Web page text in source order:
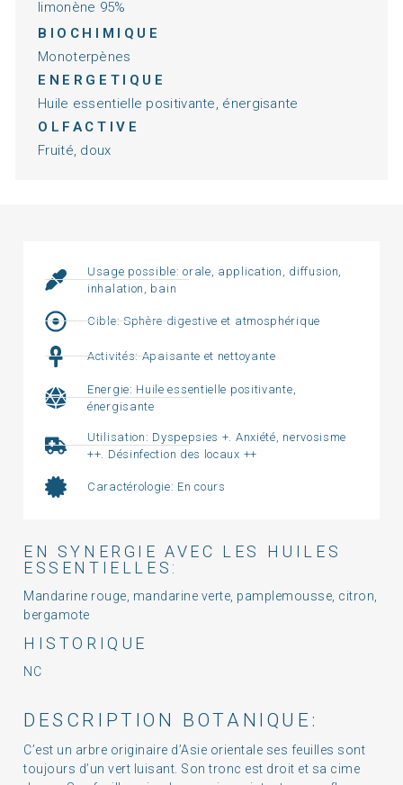
limonène 95%
BIOCHIMIQUE
Monoterpènes
ENERGETIQUE
Huile essentielle positivante, énergisante
OLFACTIVE
Fruité, doux
Usage possible: orale, application, diffusion,
inhalation, bain
Cible: Sphère digestive et atmosphérique
Activités: Apaisante et nettoyante
Energie: Huile essentielle positivante,
énergisante
Utilisation: Dyspepsies +. Anxiété, nervosisme
++. Désinfection des locaux ++
Caractérologie: En cours
EN SYNERGIE AVEC LES HUILES
ESSENTIELLES:
Mandarine rouge, mandarine verte, pamplemousse, citron,
bergamote
HISTORIQUE
NC
DESCRIPTION BOTANIQUE:
C’est un arbre originaire d’Asie orientale ses feuilles sont
toujours d’un vert luisant. Son tronc est droit et sa cime